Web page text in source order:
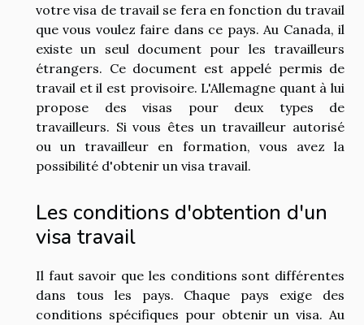
votre visa de travail se fera en fonction du travail
que vous voulez faire dans ce pays. Au Canada, il
existe un seul document pour les travailleurs
étrangers. Ce document est appelé permis de
travail et il est provisoire. L'Allemagne quant à lui
propose des visas pour deux types de
travailleurs. Si vous êtes un travailleur autorisé
ou un travailleur en formation, vous avez la
possibilité d'obtenir un visa travail.
Les conditions d'obtention d'un
visa travail
Il faut savoir que les conditions sont différentes
dans tous les pays. Chaque pays exige des
conditions spécifiques pour obtenir un visa. Au